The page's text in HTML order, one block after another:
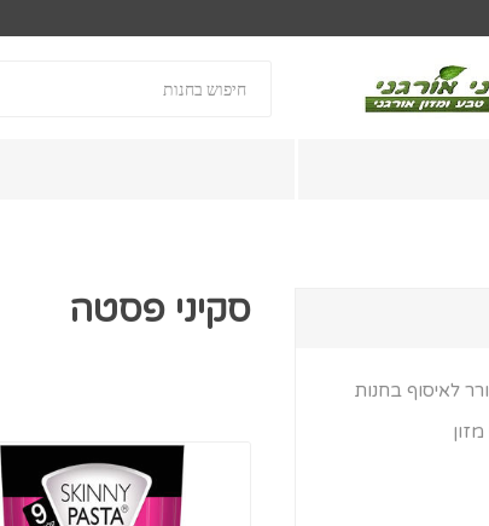
סקיני פסטה
לאיסוף בחנות